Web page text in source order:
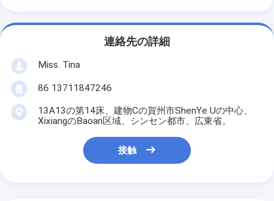
連絡先の詳細
Miss. Tina
86 13711847246
13A13の第14床、建物Cの賀州市ShenYe Uの中心、
XixiangのBaoan区域、シンセン都市、広東省。
接触